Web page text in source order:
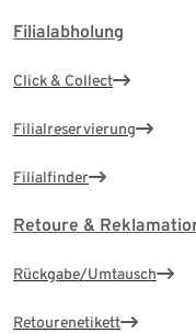
Filialabholung
Click & Collect
Filialreservierung
Filialfinder
Retoure &
Rückgabe/Umtausch
Retourenetikett